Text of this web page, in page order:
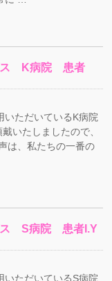
ス K病院 患者
いただいているK病院
いたしましたので、
は、私たちの一番の
ス S病院 患者I.Y
いただいているS病院